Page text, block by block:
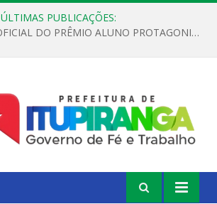
ÚLTIMAS PUBLICAÇÕES:
REGULAMENTO OFICIAL DO PRÊMIO ALUNO PROTAGONISTA – EDIÇÃO 2026